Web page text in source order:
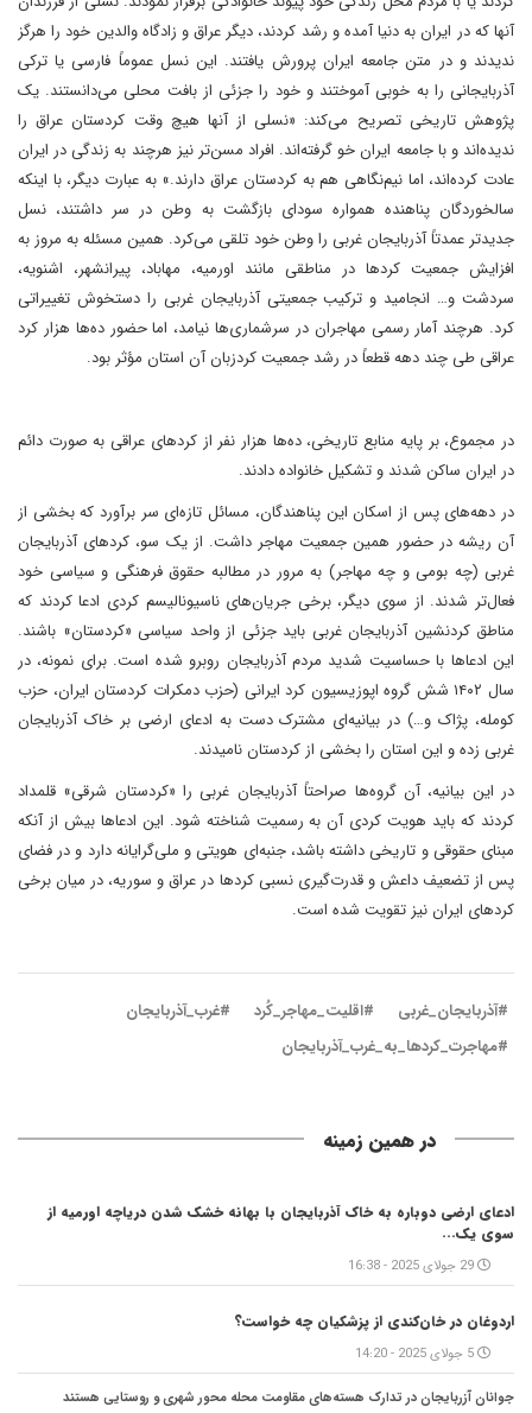
آنها که در ایران به دنیا آمده و رشد کردند، دیگر عراق و زادگاه والدین خود را هرگز
ندیدند و در متن جامعه ایران پرورش یافتند​. این نسل عموماً فارسی یا ترکی
آذربایجانی را به خوبی آموختند و خود را جزئی از بافت محلی می‌دانستند. یک
پژوهش تاریخی تصریح می‌کند: «نسلی از آنها هیچ وقت کردستان عراق را
ندیده‌اند و با جامعه ایران خو گرفته‌اند. افراد مسن‌تر نیز هرچند به زندگی در ایران
عادت کرده‌اند، اما نیم‌نگاهی هم به کردستان عراق دارند.»​ به عبارت دیگر، با اینکه
سالخوردگان پناهنده همواره سودای بازگشت به وطن در سر داشتند، نسل
جدیدتر عمدتاً آذربایجان غربی را وطن خود تلقی می‌کرد. همین مسئله به مروز به
افزایش جمعیت کردها در مناطقی مانند اورمیه، مهاباد، پیرانشهر، اشنویه،
سردشت و… انجامید و ترکیب جمعیتی آذربایجان غربی را دستخوش تغییراتی
کرد. هرچند آمار رسمی مهاجران در سرشماری‌ها نیامد، اما حضور ده‌ها هزار کرد
عراقی طی چند دهه قطعاً در رشد جمعیت کردزبان آن استان مؤثر بود.
در مجموع، بر پایه منابع تاریخی، ده‌ها هزار نفر از کردهای عراقی به صورت دائم
در ایران ساکن شدند و تشکیل خانواده دادند​.
‏در دهه‌های پس از اسکان این پناهندگان، مسائل تازه‌ای سر برآورد که بخشی از
آن ریشه در حضور همین جمعیت مهاجر داشت. از یک سو، کردهای آذربایجان
غربی (چه بومی و چه مهاجر) به مرور در مطالبه حقوق فرهنگی و سیاسی خود
فعال‌تر شدند. از سوی دیگر، برخی جریان‌های ناسیونالیسم کردی ادعا کردند که
مناطق کردنشین آذربایجان غربی باید جزئی از واحد سیاسی «کردستان» باشند.
این ادعاها با حساسیت شدید مردم آذربایجان روبرو شده است. برای نمونه، در
سال ۱۴۰۲ شش گروه اپوزیسیون کرد ایرانی (حزب دمکرات کردستان ایران، حزب
کومله، پژاک و…) در بیانیه‌ای مشترک دست به ادعای ارضی بر خاک آذربایجان
غربی زده و این استان را بخشی از کردستان نامیدند​​.
در این بیانیه، آن گروه‌ها صراحتاً آذربایجان غربی را «کردستان شرقی» قلمداد
کردند که باید هویت کردی آن به رسمیت شناخته شود. این ادعاها بیش از آنکه
مبنای حقوقی و تاریخی داشته باشد، جنبه‌ای هویتی و ملی‌گرایانه دارد و در فضای
پس از تضعیف داعش و قدرت‌گیری نسبی کردها در عراق و سوریه، در میان برخی
کردهای ایران نیز تقویت شده است.
#آذربایجان_غربی #اقلیت_مهاجر_کُرد
#غرب_آذربایجان
#مهاجرت_کردها_به_غرب_آذربایجان
در همین زمینه
ادعای ارضی دوباره به خاک آذربایجان با بهانه خشک شدن دریاچه اورمیه از
سوی یک...
29 جولای 2025 - 16:38
اردوغان در خان‌کندی از پزشکیان چه خواست؟
5 جولای 2025 - 14:20
جوانان آزربایجان در تدارک هسته‌های مقاومت محله محور شهری و روستایی هستند